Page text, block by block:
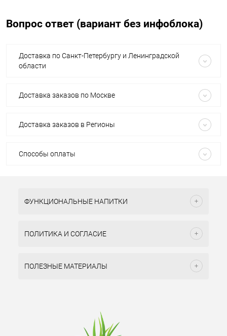
Вопрос ответ (вариант без инфоблока)
Доставка по Санкт-Петербургу и Ленинградской
области
Доставка заказов по Москве
Доставка заказов в Регионы
Способы оплаты
ФУНКЦИОНАЛЬНЫЕ НАПИТКИ
ПОЛИТИКА И СОГЛАСИЕ
ПОЛЕЗНЫЕ МАТЕРИАЛЫ